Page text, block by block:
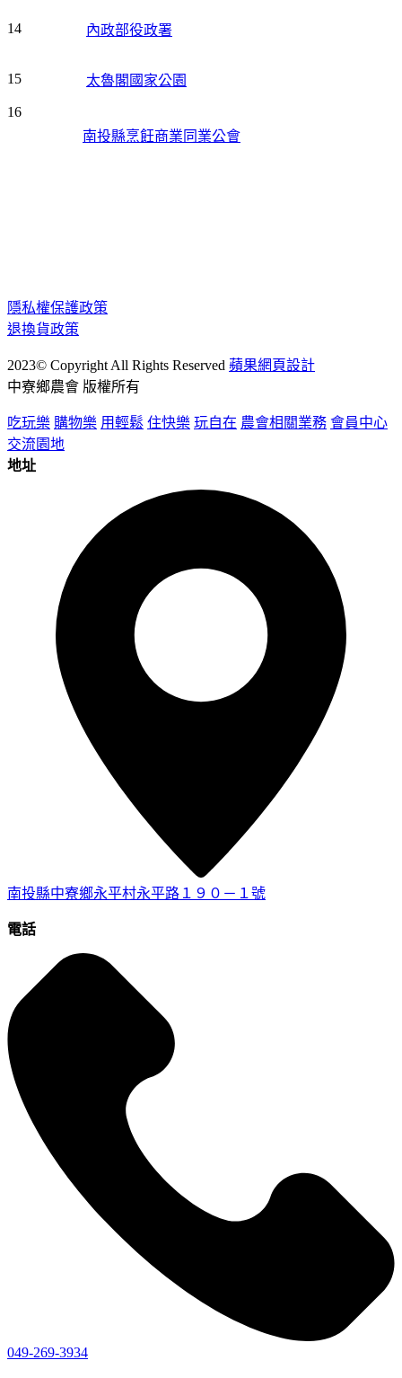
14 內政部役政署
15 太魯閣國家公園
16
南投縣烹飪商業同業公會
隱私權保護政策
退換貨政策
2023© Copyright All Rights Reserved 蘋果網頁設計
中寮鄉農會 版權所有
吃玩樂 購物樂 用輕鬆 住快樂 玩自在 農會相關業務 會員中心
交流園地
地址
南投縣中寮鄉永平村永平路１９０－１號
電話
049-269-3934